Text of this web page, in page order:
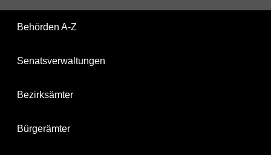
Behörden A-Z
Senatsverwaltungen
Bezirksämter
Bürgerämter